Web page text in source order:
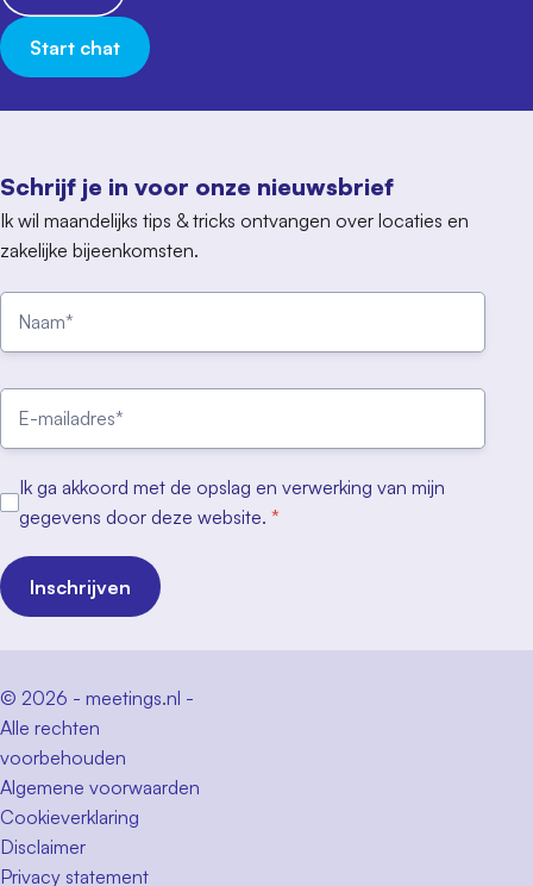
Schrijf je in voor onze nieuwsbrief
Ik wil maandelijks tips & tricks ontvangen over locaties en
zakelijke bijeenkomsten.
Ik ga akkoord met de opslag en verwerking van mijn
gegevens door deze website. *
Inschrijven
Start chat
© 2026 - meetings.nl -
Alle rechten
voorbehouden
Algemene voorwaarden
Cookieverklaring
Disclaimer
Privacy statement